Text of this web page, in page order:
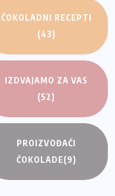
ČOKOLADNI RECEPTI
(43)
IZDVAJAMO ZA VAS
(52)
PROIZVOĐAČI
ČOKOLADE(9)